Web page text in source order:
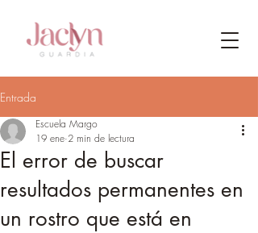
Entrada
El error de buscar
resultados permanentes en
un rostro que está en
Escuela Margo
19 ene 2 min de lectura